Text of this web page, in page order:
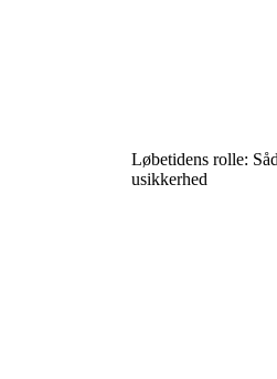
Løbetidens rolle:
usikkerhed